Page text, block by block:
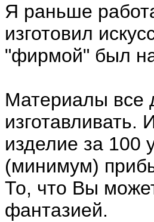
Я раньше
изготовил
"фирмой" был
Материалы все
изделие за 100
(минимум)
То, что Вы
фантазией.